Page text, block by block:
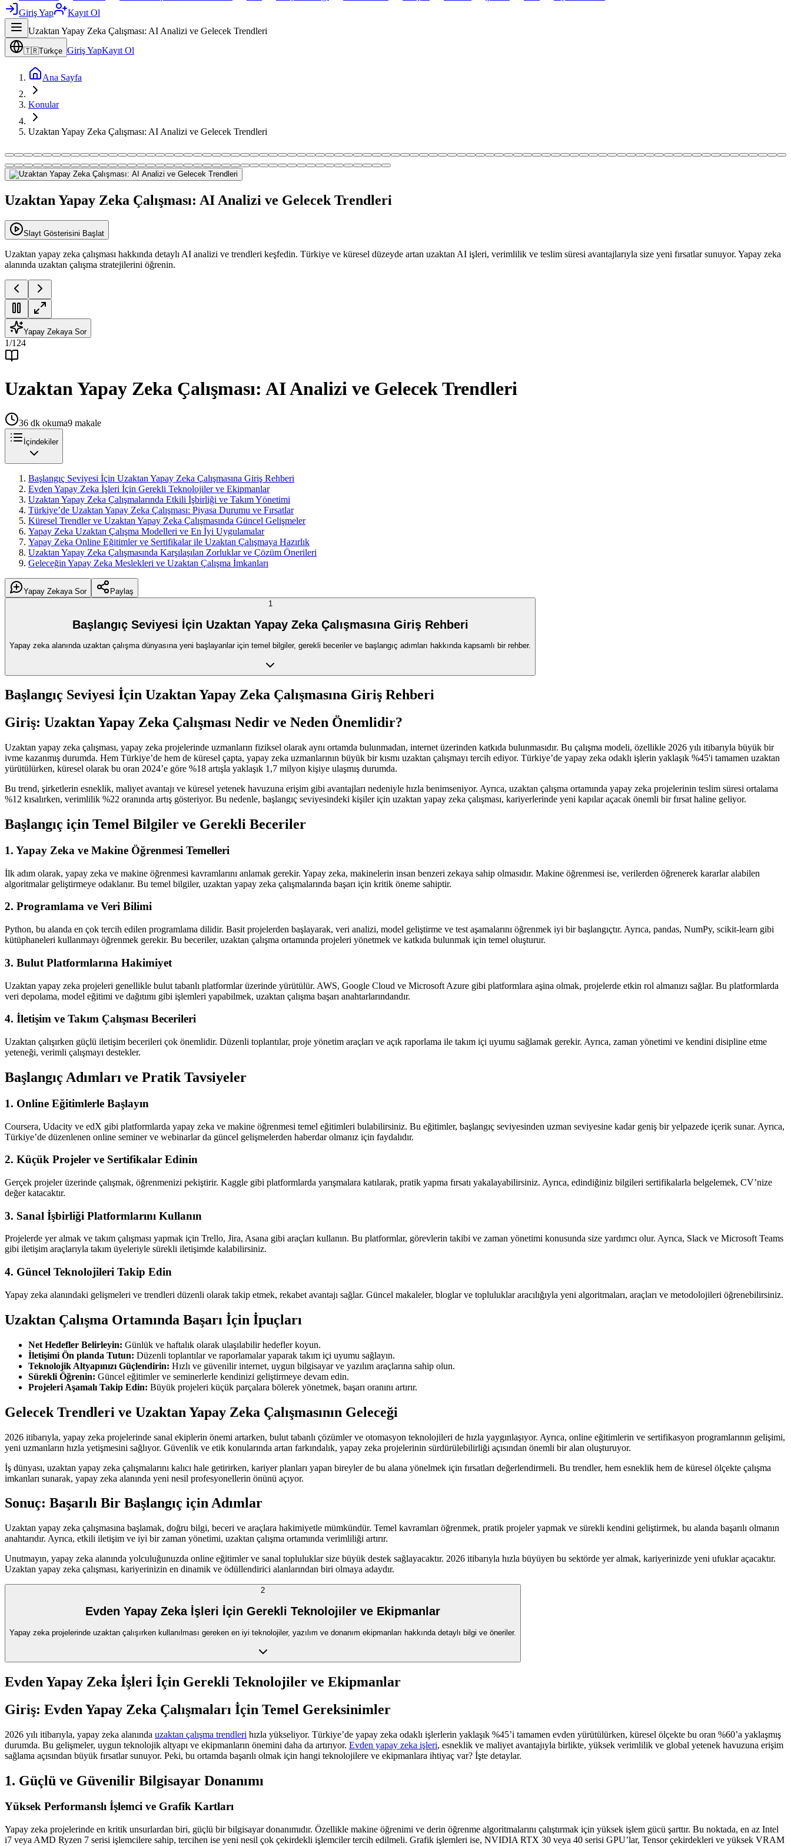
Giriş Yap
Kayıt Ol
Uzaktan Yapay Zeka Çalışması: AI Analizi ve Gelecek Trendleri
🇹🇷Türkçe Giriş YapKayıt Ol
Ana Sayfa
Konular
Uzaktan Yapay Zeka Çalışması: AI Analizi ve Gelecek Trendleri
Uzaktan Yapay Zeka Çalışması: AI Analizi ve Gelecek Trendleri
Slayt Gösterisini Başlat
Uzaktan yapay zeka çalışması hakkında detaylı AI analizi ve trendleri keşfedin. Türkiye ve küresel düzeyde artan uzaktan AI işleri, verimlilik ve teslim süresi avantajlarıyla size yeni fırsatlar sunuyor. Yapay zeka
alanında uzaktan çalışma stratejilerini öğrenin.
Yapay Zekaya Sor
1/124
Uzaktan Yapay Zeka Çalışması: AI Analizi ve Gelecek Trendleri
36 dk okuma9 makale
İçindekiler
Başlangıç Seviyesi İçin Uzaktan Yapay Zeka Çalışmasına Giriş Rehberi
Evden Yapay Zeka İşleri İçin Gerekli Teknolojiler ve Ekipmanlar
Uzaktan Yapay Zeka Çalışmalarında Etkili İşbirliği ve Takım Yönetimi
Türkiye’de Uzaktan Yapay Zeka Çalışması: Piyasa Durumu ve Fırsatlar
Küresel Trendler ve Uzaktan Yapay Zeka Çalışmasında Güncel Gelişmeler
Yapay Zeka Uzaktan Çalışma Modelleri ve En İyi Uygulamalar
Yapay Zeka Online Eğitimler ve Sertifikalar ile Uzaktan Çalışmaya Hazırlık
Uzaktan Yapay Zeka Çalışmasında Karşılaşılan Zorluklar ve Çözüm Önerileri
Geleceğin Yapay Zeka Meslekleri ve Uzaktan Çalışma İmkanları
Yapay Zekaya Sor
Paylaş
1
Başlangıç Seviyesi İçin Uzaktan Yapay Zeka Çalışmasına Giriş Rehberi
Yapay zeka alanında uzaktan çalışma dünyasına yeni başlayanlar için temel bilgiler, gerekli beceriler ve başlangıç adımları hakkında kapsamlı bir rehber.
Başlangıç Seviyesi İçin Uzaktan Yapay Zeka Çalışmasına Giriş Rehberi
Giriş: Uzaktan Yapay Zeka Çalışması Nedir ve Neden Önemlidir?
Uzaktan yapay zeka çalışması, yapay zeka projelerinde uzmanların fiziksel olarak aynı ortamda bulunmadan, internet üzerinden katkıda bulunmasıdır. Bu çalışma modeli, özellikle 2026 yılı itibarıyla büyük bir
ivme kazanmış durumda. Hem Türkiye’de hem de küresel çapta, yapay zeka uzmanlarının büyük bir kısmı uzaktan çalışmayı tercih ediyor. Türkiye’de yapay zeka odaklı işlerin yaklaşık %45'i tamamen uzaktan
yürütülürken, küresel olarak bu oran 2024’e göre %18 artışla yaklaşık 1,7 milyon kişiye ulaşmış durumda.
Bu trend, şirketlerin esneklik, maliyet avantajı ve küresel yetenek havuzuna erişim gibi avantajları nedeniyle hızla benimseniyor. Ayrıca, uzaktan çalışma ortamında yapay zeka projelerinin teslim süresi ortalama
%12 kısalırken, verimlilik %22 oranında artış gösteriyor. Bu nedenle, başlangıç seviyesindeki kişiler için uzaktan yapay zeka çalışması, kariyerlerinde yeni kapılar açacak önemli bir fırsat haline geliyor.
Başlangıç için Temel Bilgiler ve Gerekli Beceriler
1. Yapay Zeka ve Makine Öğrenmesi Temelleri
İlk adım olarak, yapay zeka ve makine öğrenmesi kavramlarını anlamak gerekir. Yapay zeka, makinelerin insan benzeri zekaya sahip olmasıdır. Makine öğrenmesi ise, verilerden öğrenerek kararlar alabilen
algoritmalar geliştirmeye odaklanır. Bu temel bilgiler, uzaktan yapay zeka çalışmalarında başarı için kritik öneme sahiptir.
2. Programlama ve Veri Bilimi
Python, bu alanda en çok tercih edilen programlama dilidir. Basit projelerden başlayarak, veri analizi, model geliştirme ve test aşamalarını öğrenmek iyi bir başlangıçtır. Ayrıca, pandas, NumPy, scikit-learn gibi
kütüphaneleri kullanmayı öğrenmek gerekir. Bu beceriler, uzaktan çalışma ortamında projeleri yönetmek ve katkıda bulunmak için temel oluşturur.
3. Bulut Platformlarına Hakimiyet
Uzaktan yapay zeka projeleri genellikle bulut tabanlı platformlar üzerinde yürütülür. AWS, Google Cloud ve Microsoft Azure gibi platformlara aşina olmak, projelerde etkin rol almanızı sağlar. Bu platformlarda
veri depolama, model eğitimi ve dağıtımı gibi işlemleri yapabilmek, uzaktan çalışma başarı anahtarlarındandır.
4. İletişim ve Takım Çalışması Becerileri
Uzaktan çalışırken güçlü iletişim becerileri çok önemlidir. Düzenli toplantılar, proje yönetim araçları ve açık raporlama ile takım içi uyumu sağlamak gerekir. Ayrıca, zaman yönetimi ve kendini disipline etme
yeteneği, verimli çalışmayı destekler.
Başlangıç Adımları ve Pratik Tavsiyeler
1. Online Eğitimlerle Başlayın
Coursera, Udacity ve edX gibi platformlarda yapay zeka ve makine öğrenmesi temel eğitimleri bulabilirsiniz. Bu eğitimler, başlangıç seviyesinden uzman seviyesine kadar geniş bir yelpazede içerik sunar. Ayrıca,
Türkiye’de düzenlenen online seminer ve webinarlar da güncel gelişmelerden haberdar olmanız için faydalıdır.
2. Küçük Projeler ve Sertifikalar Edinin
Gerçek projeler üzerinde çalışmak, öğrenmenizi pekiştirir. Kaggle gibi platformlarda yarışmalara katılarak, pratik yapma fırsatı yakalayabilirsiniz. Ayrıca, edindiğiniz bilgileri sertifikalarla belgelemek, CV’nize
değer katacaktır.
3. Sanal İşbirliği Platformlarını Kullanın
Projelerde yer almak ve takım çalışması yapmak için Trello, Jira, Asana gibi araçları kullanın. Bu platformlar, görevlerin takibi ve zaman yönetimi konusunda size yardımcı olur. Ayrıca, Slack ve Microsoft Teams
gibi iletişim araçlarıyla takım üyeleriyle sürekli iletişimde kalabilirsiniz.
4. Güncel Teknolojileri Takip Edin
Yapay zeka alanındaki gelişmeleri ve trendleri düzenli olarak takip etmek, rekabet avantajı sağlar. Güncel makaleler, bloglar ve topluluklar aracılığıyla yeni algoritmaları, araçları ve metodolojileri öğrenebilirsiniz.
Uzaktan Çalışma Ortamında Başarı İçin İpuçları
Net Hedefler Belirleyin: Günlük ve haftalık olarak ulaşılabilir hedefler koyun.
İletişimi Ön planda Tutun: Düzenli toplantılar ve raporlamalar yaparak takım içi uyumu sağlayın.
Teknolojik Altyapınızı Güçlendirin: Hızlı ve güvenilir internet, uygun bilgisayar ve yazılım araçlarına sahip olun.
Sürekli Öğrenin: Güncel eğitimler ve seminerlerle kendinizi geliştirmeye devam edin.
Projeleri Aşamalı Takip Edin: Büyük projeleri küçük parçalara bölerek yönetmek, başarı oranını artırır.
Gelecek Trendleri ve Uzaktan Yapay Zeka Çalışmasının Geleceği
2026 itibarıyla, yapay zeka projelerinde sanal ekiplerin önemi artarken, bulut tabanlı çözümler ve otomasyon teknolojileri de hızla yaygınlaşıyor. Ayrıca, online eğitimlerin ve sertifikasyon programlarının gelişimi,
yeni uzmanların hızla yetişmesini sağlıyor. Güvenlik ve etik konularında artan farkındalık, yapay zeka projelerinin sürdürülebilirliği açısından önemli bir alan oluşturuyor.
İş dünyası, uzaktan yapay zeka çalışmalarını kalıcı hale getirirken, kariyer planları yapan bireyler de bu alana yönelmek için fırsatları değerlendirmeli. Bu trendler, hem esneklik hem de küresel ölçekte çalışma
imkanları sunarak, yapay zeka alanında yeni nesil profesyonellerin önünü açıyor.
Sonuç: Başarılı Bir Başlangıç için Adımlar
Uzaktan yapay zeka çalışmasına başlamak, doğru bilgi, beceri ve araçlara hakimiyetle mümkündür. Temel kavramları öğrenmek, pratik projeler yapmak ve sürekli kendini geliştirmek, bu alanda başarılı olmanın
anahtarıdır. Ayrıca, etkili iletişim ve iyi bir zaman yönetimi, uzaktan çalışma ortamında verimliliği artırır.
Unutmayın, yapay zeka alanında yolculuğunuzda online eğitimler ve sanal topluluklar size büyük destek sağlayacaktır. 2026 itibarıyla hızla büyüyen bu sektörde yer almak, kariyerinizde yeni ufuklar açacaktır.
Uzaktan yapay zeka çalışması, kariyerinizin en dinamik ve ödüllendirici alanlarından biri olmaya adaydır.
2
Evden Yapay Zeka İşleri İçin Gerekli Teknolojiler ve Ekipmanlar
Yapay zeka projelerinde uzaktan çalışırken kullanılması gereken en iyi teknolojiler, yazılım ve donanım ekipmanları hakkında detaylı bilgi ve öneriler.
Evden Yapay Zeka İşleri İçin Gerekli Teknolojiler ve Ekipmanlar
Giriş: Evden Yapay Zeka Çalışmaları İçin Temel Gereksinimler
2026 yılı itibarıyla, yapay zeka alanında uzaktan çalışma trendleri hızla yükseliyor. Türkiye’de yapay zeka odaklı işlerlerin yaklaşık %45’i tamamen evden yürütülürken, küresel ölçekte bu oran %60’a yaklaşmış
durumda. Bu gelişmeler, uygun teknolojik altyapı ve ekipmanların önemini daha da artırıyor. Evden yapay zeka işleri, esneklik ve maliyet avantajıyla birlikte, yüksek verimlilik ve global yetenek havuzuna erişim
sağlama açısından büyük fırsatlar sunuyor. Peki, bu ortamda başarılı olmak için hangi teknolojilere ve ekipmanlara ihtiyaç var? İşte detaylar.
1. Güçlü ve Güvenilir Bilgisayar Donanımı
Yüksek Performanslı İşlemci ve Grafik Kartları
Yapay zeka projelerinde en kritik unsurlardan biri, güçlü bir bilgisayar donanımıdır. Özellikle makine öğrenimi ve derin öğrenme algoritmalarını çalıştırmak için yüksek işlem gücü şarttır. Bu noktada, en az Intel
i7 veya AMD Ryzen 7 serisi işlemcilere sahip, tercihen ise yeni nesil çok çekirdekli işlemciler tercih edilmeli. Grafik işlemleri ise, NVIDIA RTX 30 veya 40 serisi GPU’lar, Tensor çekirdekleri ve yüksek VRAM